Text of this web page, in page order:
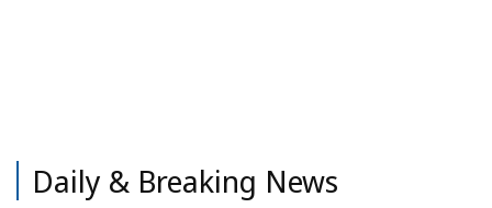
Daily & Breaking News